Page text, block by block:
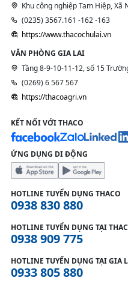
Khu công nghiệp Tam Hiệp, Xã
(0235) 3567.161 -162 -163
https://www.thacochulai.vn
VĂN PHÒNG GIA LAI
Tầng 8-9-10-11-12, số 15
(0269) 6 567 567
https://thacoagri.vn
KẾT NỐI VỚI THACO
ỨNG DỤNG DI ĐỘNG
HOTLINE TUYỂN DỤNG THACO
0938 830 880
HOTLINE TUYỂN DỤNG TẠI
0938 909 775
HOTLINE TUYỂN DỤNG TẠI GIA
0933 805 880